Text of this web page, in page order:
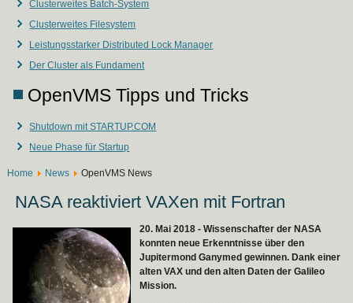
Clusterweites Batch-System
Clusterweites Filesystem
Leistungsstarker Distributed Lock Manager
Der Cluster als Fundament
OpenVMS Tipps und Tricks
Shutdown mit STARTUP.COM
Neue Phase für Startup
Home News OpenVMS News
NASA reaktiviert VAXen mit Fortran
20. Mai 2018 - Wissenschafter der NASA
konnten neue Erkenntnisse über den
Jupitermond Ganymed gewinnen. Dank einer
alten VAX und den alten Daten der Galileo
Mission.